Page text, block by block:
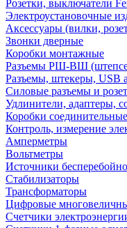
Розетки, выключатели
Электроустановочные
Аксессуары (вилки,
Звонки дверные
Коробки монтажные
Разъемы РШ-ВШ
Разъемы, штекеры, USB
Силовые разъемы и
Удлинители, адаптеры,
Коробки соединительные
Контроль, измерение
Амперметры
Вольтметры
Источники
Стабилизаторы
Трансформаторы
Цифровые
Счетчики